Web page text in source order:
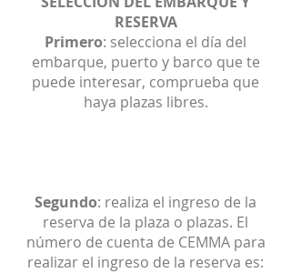
RESERVA
Primero: selecciona el día del
embarque, puerto y barco que te
puede interesar, comprueba que
haya plazas libres.
Segundo: realiza el ingreso de la
reserva de la plaza o plazas. El
número de cuenta de CEMMA para
realizar el ingreso de la reserva es: